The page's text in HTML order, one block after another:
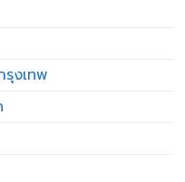
รุงเทพ